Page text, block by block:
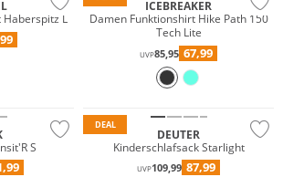
Haberspitz L
ICEBREAKER
Damen Funktionshirt Hike Path 150
Tech Lite
UVP85,95 67,99
S
DEAL
DEUTER
Kinderschlafsack Starlight
UVP109,99 87,99